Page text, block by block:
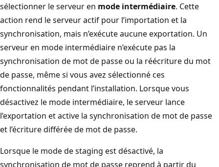
sélectionner le serveur en mode intermédiaire. Cette
action rend le serveur actif pour l’importation et la
synchronisation, mais n’exécute aucune exportation. Un
serveur en mode intermédiaire n’exécute pas la
synchronisation de mot de passe ou la réécriture du mot
de passe, même si vous avez sélectionné ces
fonctionnalités pendant l’installation. Lorsque vous
désactivez le mode intermédiaire, le serveur lance
l’exportation et active la synchronisation de mot de passe
et l’écriture différée de mot de passe.
Lorsque le mode de staging est désactivé, la
synchronisation de mot de passe reprend à partir du